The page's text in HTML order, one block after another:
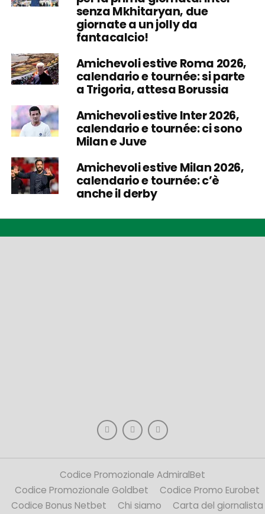
senza Mkhitaryan, due
giornate a un jolly da
fantacalcio!
Amichevoli estive Roma 2026,
calendario e tournée: si parte
a Trigoria, attesa Borussia
Amichevoli estive Inter 2026,
calendario e tournée: ci sono
Milan e Juve
Amichevoli estive Milan 2026,
calendario e tournée: c’è
anche il derby
Codice Promozionale AdmiralBet
Codice Promozionale Goldbet
Codice Promo Eurobet
Codice Bonus Netbet
Chi siamo
Carta del giornalista